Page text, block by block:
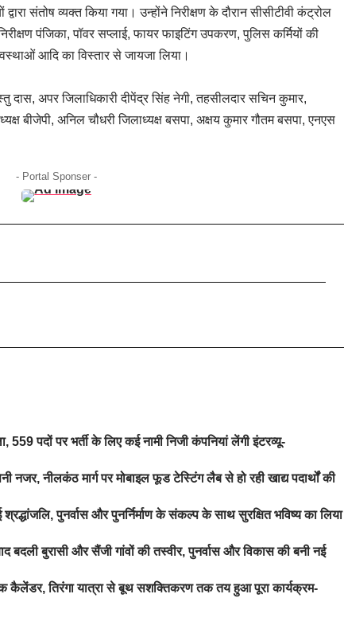
संतोष व्यक्त किया गया। उन्होंने निरीक्षण के दौरान सीसीटीवी कंट्रोल
पंजिका, पॉवर सप्लाई, फायर फाइटिंग उपकरण, पुलिस कर्मियों की
आदि का विस्तार से जायजा लिया।
दास, अपर जिलाधिकारी दीपेंद्र सिंह नेगी, तहसीलदार सचिन कुमार,
बीजेपी, अनिल चौधरी जिलाध्यक्ष बसपा, अक्षय कुमार गौतम बसपा, एनएस
- Portal Sponser -
पदों पर भर्ती के लिए कई नामी निजी कंपनियां लेंगी इंटरव्यू-
नीलकंठ मार्ग पर मोबाइल फूड टेस्टिंग लैब से हो रही खाद्य पदार्थों की
पुनर्वास और पुनर्निर्माण के संकल्प के साथ सुरक्षित भविष्य का लिया
बुरासी और सैंजी गांवों की तस्वीर, पुनर्वास और विकास की बनी नई
कैलेंडर, तिरंगा यात्रा से बूथ सशक्तिकरण तक तय हुआ पूरा कार्यक्रम-